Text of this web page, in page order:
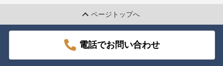
ページトップへ
電話でお問い合わせ